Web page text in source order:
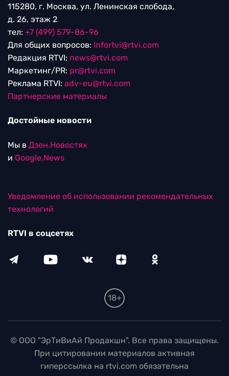
115280, г. Москва, ул. Ленинская слобода,
д. 26, этаж 2
тел: +7 (499) 579-86-96
Для общих вопросов: Infortvi@rtvi.com
Редакция RTVI: news@rtvi.com
Маркетинг/PR: pr@rtvi.com
Реклама RTVI: adv-eu@rtvi.com
Партнерские материалы
Достойные новости
Мы в Дзен.Новостях
и Google.News
Уведомление об использовании рекомендательных
технологий
RTVI в соцсетях
18+
© ООО "ЭрТиВиАй Продакшн". Все права защищены.
При цитировании материалов активная
гиперссылка на rtvi.com обязательна